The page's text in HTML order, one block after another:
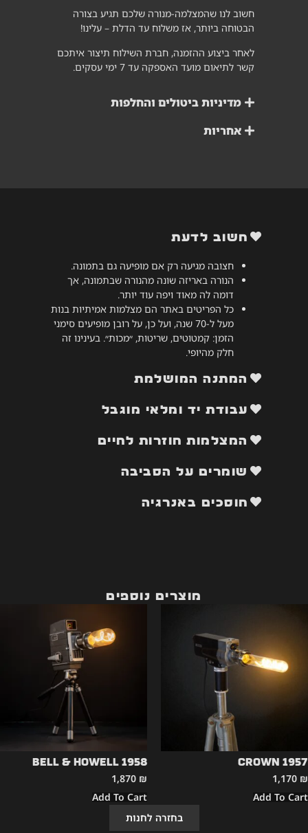
חשוב לדעת
חצובה מגיעה רק אם מופיעה גם בתמונה.
הנורה באריזה שונה מהנורה שבתמונה, אך
דומה לה מאוד ויפה עוד יותר.
כל הפריטים באתר הם מצלמות אמיתיות בנות
מעל ל-70 שנה, ועל כן, על רובן מופיעים סימני
הזמן: קמטוטים, שריטות, ״מכות״. בעינינו זה
חלק מהיופי.
המתנה המושלמת
עבודת יד ומלאי מוגבל
המצלמות חוזרות לחיים
שומרים על הסביבה
חוסכים באנרגיה
חשוב לנו שהמצלמה-מנורה שלכם תגיע בצורה
הבטוחה ביותר, אז משלוח עד הדלת – עלינו!
לאחר ביצוע ההזמנה, חברת השילוח תיצור איתכם
קשר לתיאום מועד האספקה עד 7 ימי עסקים.
מדיניות ביטולים והחלפות
אחריות
בחזרה לחנות
CROWN 1957
1,170 ₪
Add To Cart
Bell & Howell 1958
1,870 ₪
Add To Cart
מוצרים נוספים